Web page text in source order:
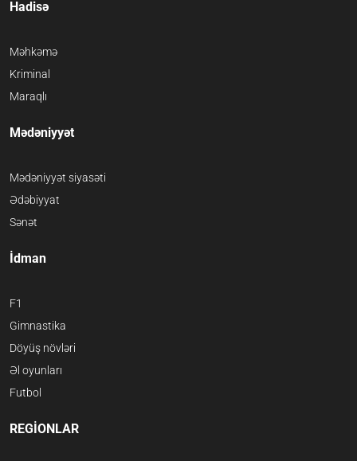
Hadisə
Məhkəmə
Kriminal
Maraqlı
Mədəniyyət
Mədəniyyət siyasəti
Ədəbiyyat
Sənət
İdman
F1
Gimnastika
Döyüş növləri
Əl oyunları
Futbol
REGİONLAR